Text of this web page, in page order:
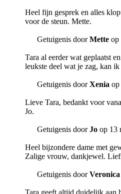
Heel fijn gesprek en alles
voor de steun. Mette.
Getuigenis doorMette op
Tara al eerder wat geplaatst
leukste deel wat je zag, kan
Getuigenis doorXenia op
Lieve Tara, bedankt voor
Jo.
Getuigenis doorJo op 13
Heel bijzondere dame met
Zalige vrouw, dankjewel.
Getuigenis doorVeronica